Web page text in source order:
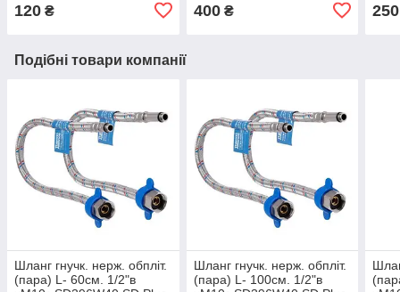
120 ₴ 400₴ 250
Подібні товари компанії
Шланг гнучк. нерж. обпліт.
(пара) L- 60cм. 1/2"в
Шланг гнучк. нерж. обпліт.
(пара) L- 100cм. 1/2"в